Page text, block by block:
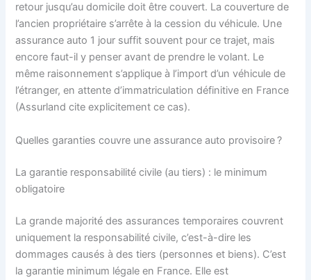
retour jusqu’au domicile doit être couvert. La couverture de
l’ancien propriétaire s’arrête à la cession du véhicule. Une
assurance auto 1 jour suffit souvent pour ce trajet, mais
encore faut-il y penser avant de prendre le volant. Le
même raisonnement s’applique à l’import d’un véhicule de
l’étranger, en attente d’immatriculation définitive en France
(Assurland cite explicitement ce cas).
Quelles garanties couvre une assurance auto provisoire ?
La garantie responsabilité civile (au tiers) : le minimum
obligatoire
La grande majorité des assurances temporaires couvrent
uniquement la responsabilité civile, c’est-à-dire les
dommages causés à des tiers (personnes et biens). C’est
la garantie minimum légale en France. Elle est